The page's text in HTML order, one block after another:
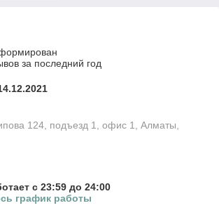
за последний год
124, подъезд 1, офис 1, Алматы,
с 23:59 до 24:00
график работы